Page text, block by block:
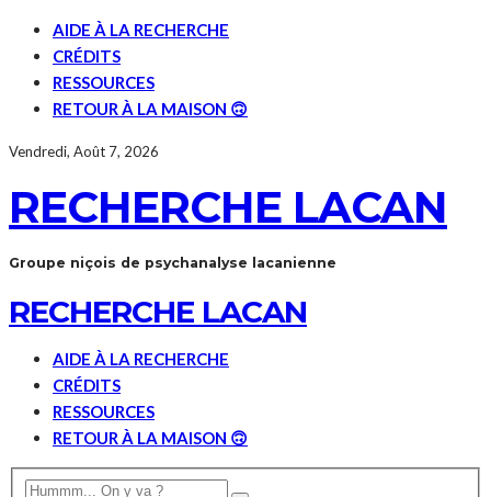
AIDE À LA RECHERCHE
CRÉDITS
RESSOURCES
RETOUR À LA MAISON 🙃
Vendredi, Août 7, 2026
RECHERCHE LACAN
Groupe niçois de psychanalyse lacanienne
RECHERCHE LACAN
AIDE À LA RECHERCHE
CRÉDITS
RESSOURCES
RETOUR À LA MAISON 🙃